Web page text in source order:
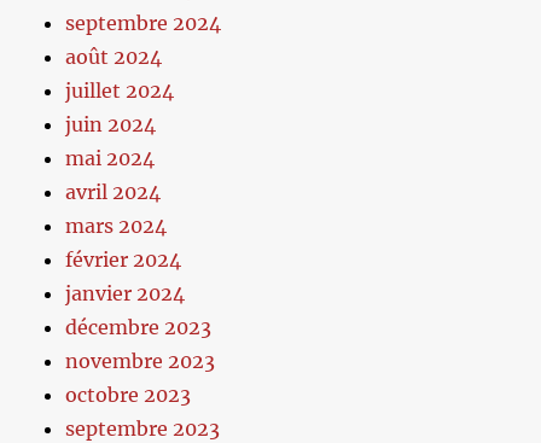
septembre 2024
août 2024
juillet 2024
juin 2024
mai 2024
avril 2024
mars 2024
février 2024
janvier 2024
décembre 2023
novembre 2023
octobre 2023
septembre 2023